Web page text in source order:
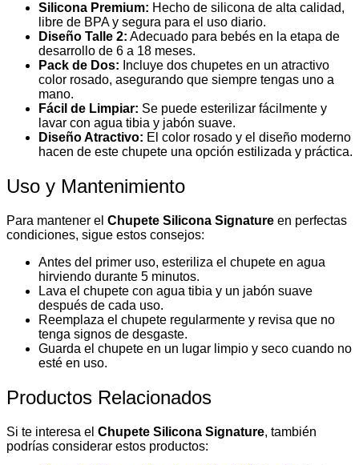
Silicona Premium: Hecho de silicona de alta calidad,
libre de BPA y segura para el uso diario.
Diseño Talle 2: Adecuado para bebés en la etapa de
desarrollo de 6 a 18 meses.
Pack de Dos: Incluye dos chupetes en un atractivo
color rosado, asegurando que siempre tengas uno a
mano.
Fácil de Limpiar: Se puede esterilizar fácilmente y
lavar con agua tibia y jabón suave.
Diseño Atractivo: El color rosado y el diseño moderno
hacen de este chupete una opción estilizada y práctica.
Uso y Mantenimiento
Para mantener el Chupete Silicona Signature en perfectas
condiciones, sigue estos consejos:
Antes del primer uso, esteriliza el chupete en agua
hirviendo durante 5 minutos.
Lava el chupete con agua tibia y un jabón suave
después de cada uso.
Reemplaza el chupete regularmente y revisa que no
tenga signos de desgaste.
Guarda el chupete en un lugar limpio y seco cuando no
esté en uso.
Productos Relacionados
Si te interesa el Chupete Silicona Signature, también
podrías considerar estos productos: